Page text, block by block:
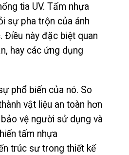
tia UV. Tấm nhựa
sự pha trộn của ánh
Điều này đặc biệt quan
hay các ứng dụng
phổ biến của nó. So
vật liệu an toàn hơn
vệ người sử dụng và
tấm nhựa
trúc sư trong thiết kế